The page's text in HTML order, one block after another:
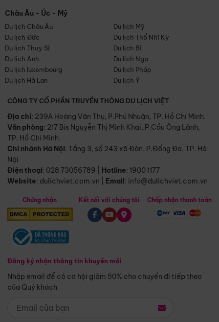
Châu Âu - Úc - Mỹ
Du lịch Châu Âu
Du lịch Mỹ
Du lịch Đức
Du lịch Thổ Nhĩ Kỳ
Du lịch Thụy Sĩ
Du lịch Bỉ
Du lịch Anh
Du lịch Nga
Du lịch luxembourg
Du lịch Pháp
Du lịch Hà Lan
Du lịch Ý
CÔNG TY CỔ PHẦN TRUYỀN THÔNG DU LỊCH VIỆT
Địa chỉ: 239A Hoàng Văn Thụ, P.Phú Nhuận, TP. Hồ Chí Minh.
Văn phòng: 217 Bis Nguyễn Thị Minh Khai, P.Cầu Ông Lãnh,
TP. Hồ Chí Minh.
Chi nhánh Hà Nội: Tầng 3, số 243 xã Đàn, P.Đống Đa, TP. Hà
Nội
Điện thoại: 028 73056789 Hotline: 1900 1177
Website: dulichviet.com.vn Email: info@dulichviet.com.vn
Chứng nhận
Đăng ký nhận thông tin khuyến mãi
Nhập email để có cơ hội giảm 50% cho chuyến đi tiếp theo
của Quý khách
Kết nối với chúng tôi Chấp nhận thanh toán